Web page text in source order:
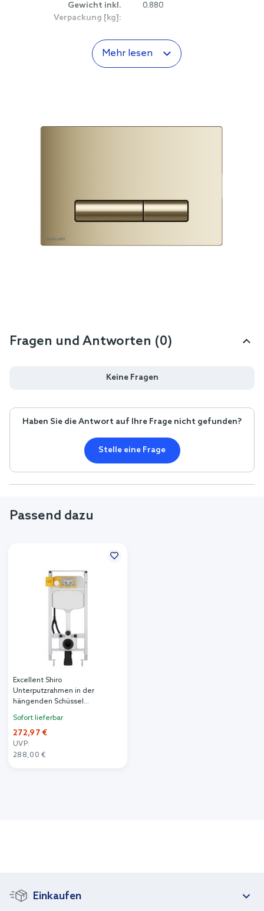
Gewicht inkl.
Verpackung [kg]:
0.880
Mehr lesen
Fragen und Antworten (0)
Keine Fragen
Haben Sie die Antwort auf Ihre Frage nicht gefunden?
Stelle eine Frage
Passend dazu
Excellent Shiro
Unterputzrahmen in der
hängenden Schüssel
Sofort lieferbar
272,97 €
UVP:
288,00 €
Einkaufen